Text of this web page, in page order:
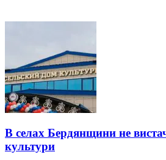
В селах Бердянщини не
культури